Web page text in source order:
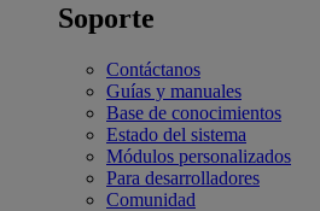
Soporte
Contáctanos
Guías y manuales
Base de conocimientos
Estado del sistema
Módulos personalizados
Para desarrolladores
Comunidad